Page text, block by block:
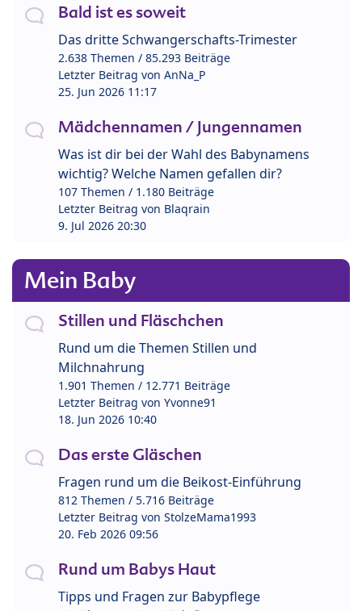
Bald ist es soweit
Das dritte Schwangerschafts-Trimester
2.638 Themen / 85.293 Beiträge
Letzter Beitrag von AnNa_P
25. Jun 2026 11:17
Mädchennamen / Jungennamen
Was ist dir bei der Wahl des Babynamens
wichtig? Welche Namen gefallen dir?
107 Themen / 1.180 Beiträge
Letzter Beitrag von Blaqrain
9. Jul 2026 20:30
Mein Baby
Stillen und Fläschchen
Rund um die Themen Stillen und
Milchnahrung
1.901 Themen / 12.771 Beiträge
Letzter Beitrag von Yvonne91
18. Jun 2026 10:40
Das erste Gläschen
Fragen rund um die Beikost-Einführung
812 Themen / 5.716 Beiträge
Letzter Beitrag von StolzeMama1993
20. Feb 2026 09:56
Rund um Babys Haut
Tipps und Fragen zur Babypflege